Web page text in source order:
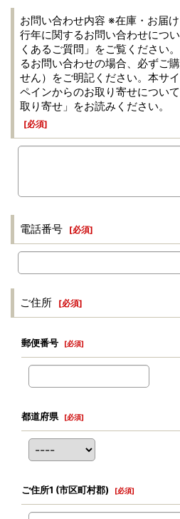
お問い合わせ内容 ※在庫・お届
行年に関するお問い合わせにつ
くあるご質問」をご覧ください
るお問い合わせの場合、必ずご
せん）をご明記ください。本サ
ペインからのお取り寄せについ
取り寄せ」をお読みください。
[必須]
電話番号 [必須]
ご住所 [必須]
郵便番号 [必須]
都道府県 [必須]
ご住所1 (市区町村郡) [必須]